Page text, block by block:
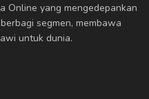
Online yang mengedepankan
segmen, membawa
untuk dunia.